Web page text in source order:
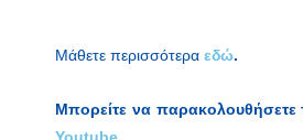
Μάθετε περισσότερα εδώ.
Μπορείτε να παρακολουθήσετε